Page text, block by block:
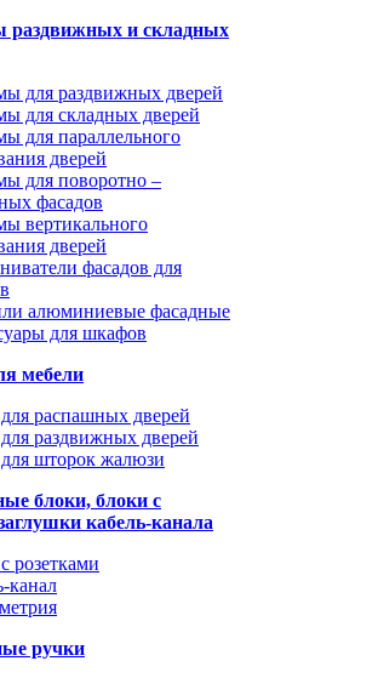
раздвижных и складных
для раздвижных дверей
для складных дверей
для параллельного
дверей
для поворотно –
фасадов
вертикального
дверей
фасадов для
алюминиевые фасадные
для шкафов
мебели
распашных дверей
раздвижных дверей
шторок жалюзи
блоки, блоки с
кабель-канала
розетками
канал
ручки